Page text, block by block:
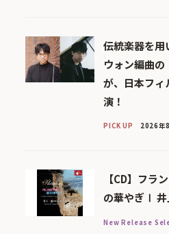
伝統楽器を用
ウォン編曲の
が、日本フィ
演！
PICK UP 2026年
【CD】フラ
の華やぎⅠ 井
New Release